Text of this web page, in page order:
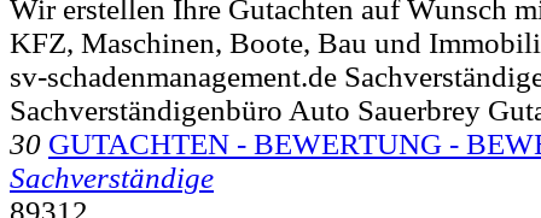
Wir erstellen Ihre Gutachten auf Wunsch
KFZ, Maschinen, Boote, Bau und
sv-schadenmanagement.de
Sachverständigenbüro Auto Sauerbrey
30 GUTACHTEN - BEWERTUNG -
Sachverständige
89312